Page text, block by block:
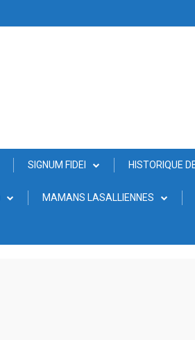
SIGNUM FIDEI HISTORIQUE
MAMANS LASALLIENNES